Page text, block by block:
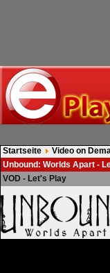
Startseite Video on
Unbound: Worlds Apart -
VOD - Let's Play